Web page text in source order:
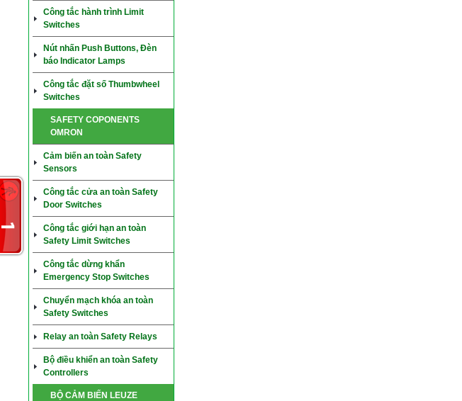
Công tắc hành trình Limit
Switches
Nút nhấn Push Buttons, Đèn
báo Indicator Lamps
Công tắc đặt số Thumbwheel
Switches
SAFETY COPONENTS
OMRON
Cảm biến an toàn Safety
Sensors
Công tắc cửa an toàn Safety
Door Switches
Công tắc giới hạn an toàn
Safety Limit Switches
Công tắc dừng khẩn
Emergency Stop Switches
Chuyển mạch khóa an toàn
Safety Switches
Relay an toàn Safety Relays
Bộ điều khiển an toàn Safety
Controllers
BỘ CẢM BIẾN LEUZE